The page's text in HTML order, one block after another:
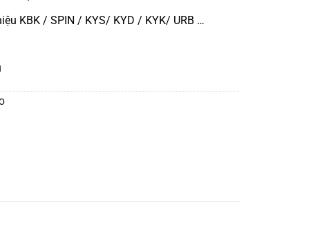
KBK / SPIN / KYS/ KYD / KYK/ URB …